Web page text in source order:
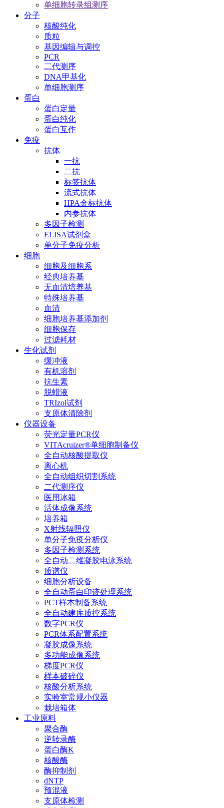
单细胞转录组测序
分子
核酸纯化
质粒
基因编辑与调控
PCR
二代测序
DNA甲基化
单细胞测序
蛋白
蛋白定量
蛋白纯化
蛋白互作
免疫
抗体
一抗
二抗
标签抗体
流式抗体
HPA金标抗体
内参抗体
多因子检测
ELISA试剂盒
单分子免疫分析
细胞
细胞及细胞系
经典培养基
无血清培养基
特殊培养基
血清
细胞培养基添加剂
细胞保存
过滤耗材
生化试剂
缓冲液
有机溶剂
抗生素
脱蜡液
TRIzol试剂
支原体清除剂
仪器设备
荧光定量PCR仪
VITAcruizer®单细胞制备仪
全自动核酸提取仪
离心机
全自动组织切割系统
二代测序仪
医用冰箱
活体成像系统
培养箱
X射线辐照仪
单分子免疫分析仪
多因子检测系统
全自动二维凝胶电泳系统
质谱仪
细胞分析设备
全自动蛋白印迹处理系统
PCT样本制备系统
全自动建库质控系统
数字PCR仪
PCR体系配置系统
凝胶成像系统
多功能成像系统
梯度PCR仪
样本破碎仪
核酸分析系统
实验室常规小仪器
栽培箱体
工业原料
聚合酶
逆转录酶
蛋白酶K
核酸酶
酶抑制剂
dNTP
预混液
支原体检测